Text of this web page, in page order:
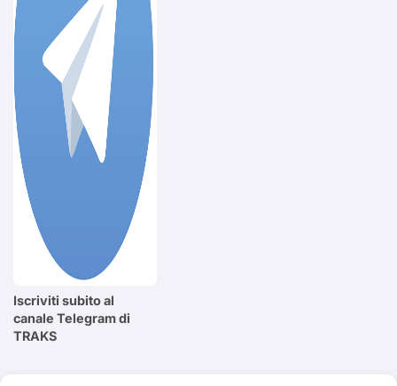
Iscriviti subito al
canale Telegram di
TRAKS